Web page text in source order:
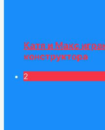
Катя и Макс
конструктора
2